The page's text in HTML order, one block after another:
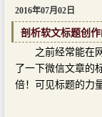
2016年07月02日
剖析软文标题创
之前经常能在网
了一下微信文章的
倍！可见标题的力